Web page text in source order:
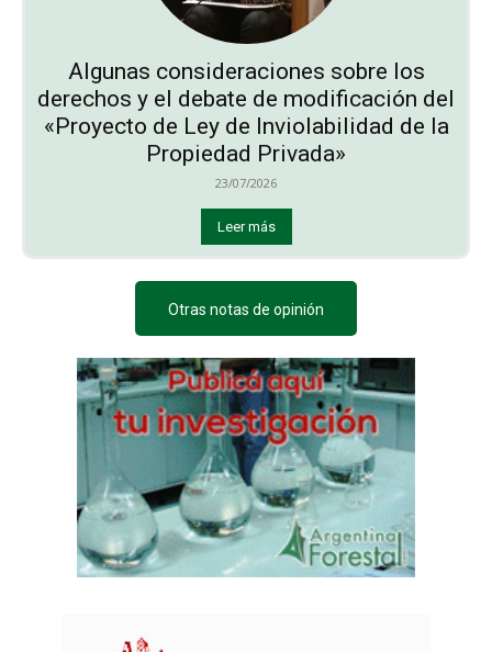
Algunas consideraciones sobre los
derechos y el debate de modificación del
«Proyecto de Ley de Inviolabilidad de la
Propiedad Privada»
23/07/2026
Leer más
Otras notas de opinión